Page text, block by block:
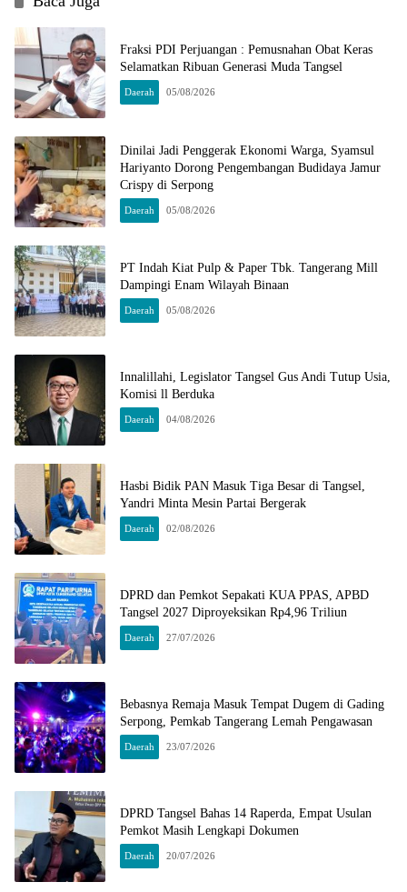
Fraksi PDI Perjuangan : Pemusnahan Obat Keras
Selamatkan Ribuan Generasi Muda Tangsel
Daerah 05/08/2026
Dinilai Jadi Penggerak Ekonomi Warga, Syamsul
Hariyanto Dorong Pengembangan Budidaya Jamur
Crispy di Serpong
Daerah 05/08/2026
PT Indah Kiat Pulp & Paper Tbk. Tangerang Mill
Dampingi Enam Wilayah Binaan
Daerah 05/08/2026
Innalillahi, Legislator Tangsel Gus Andi Tutup Usia,
Komisi ll Berduka
Daerah 04/08/2026
Hasbi Bidik PAN Masuk Tiga Besar di Tangsel,
Yandri Minta Mesin Partai Bergerak
Daerah 02/08/2026
DPRD dan Pemkot Sepakati KUA PPAS, APBD
Tangsel 2027 Diproyeksikan Rp4,96 Triliun
Daerah 27/07/2026
Bebasnya Remaja Masuk Tempat Dugem di Gading
Serpong, Pemkab Tangerang Lemah Pengawasan
Daerah 23/07/2026
DPRD Tangsel Bahas 14 Raperda, Empat Usulan
Pemkot Masih Lengkapi Dokumen
Daerah 20/07/2026